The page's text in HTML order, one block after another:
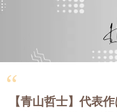
【青山哲士】代表